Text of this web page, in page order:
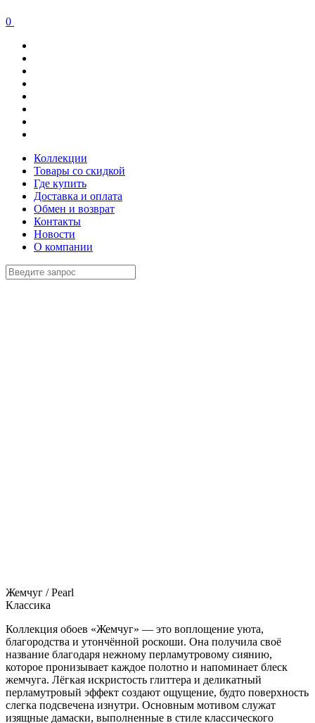
0
Коллекции
Товары со скидкой
Где купить
Доставка и оплата
Обмен и возврат
Контакты
Новости
О компании
Жемчуг / Pearl
Классика
Коллекция обоев «Жемчуг» — это воплощение уюта,
благородства и утончённой роскоши. Она получила своё
название благодаря нежному перламутровому сиянию,
которое пронизывает каждое полотно и напоминает блеск
жемчуга. Лёгкая искристость глиттера и деликатный
перламутровый эффект создают ощущение, будто поверхность
слегка подсвечена изнутри. Основным мотивом служат
изящные дамаски, выполненные в стиле классического